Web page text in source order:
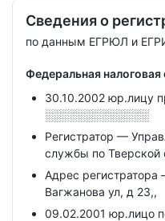
Сведения о
по данным ЕГРЮЛ и
Федеральная
30.10.2002 юр.лицу
░░░░░░░░░░░░░
Регистратор —
службы по Тверской
Адрес регистратора
Вагжанова ул, д 23,,
09.02.2001 юр.лицо